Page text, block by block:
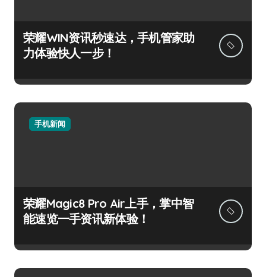
荣耀WIN资讯秒速达，手机管家助
力体验快人一步！
手机新闻
荣耀Magic8 Pro Air上手，掌中智
能速览一手资讯新体验！